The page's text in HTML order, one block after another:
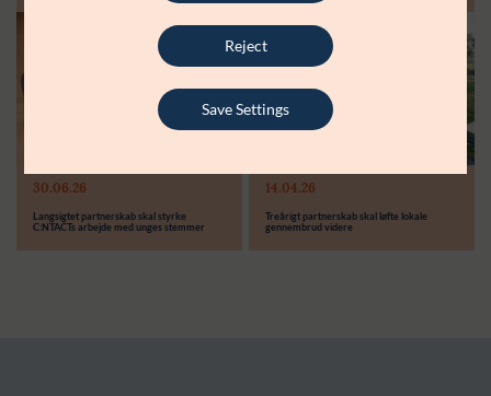
30.06.26
Langsigtet partnerskab skal styrke
C:NTACTs arbejde med unges stemmer
6.000.000 kr.
14.04.26
Treårigt partnerskab skal løfte lokale
gennembrud videre
Støttebeløb i alt:
Reject
Save Settings